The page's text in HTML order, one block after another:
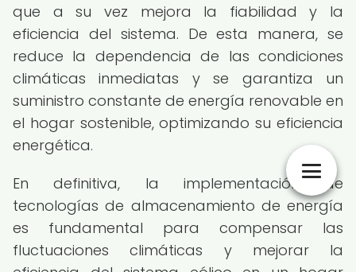
que a su vez mejora la fiabilidad y la
eficiencia del sistema. De esta manera, se
reduce la dependencia de las condiciones
climáticas inmediatas y se garantiza un
suministro constante de energía renovable en
el hogar sostenible, optimizando su eficiencia
energética.
En definitiva, la implementación de
tecnologías de almacenamiento de energía
es fundamental para compensar las
fluctuaciones climáticas y mejorar la